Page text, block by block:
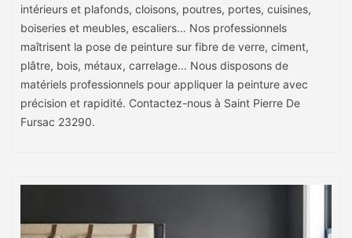
intérieurs et plafonds, cloisons, poutres, portes, cuisines,
boiseries et meubles, escaliers… Nos professionnels
maîtrisent la pose de peinture sur fibre de verre, ciment,
plâtre, bois, métaux, carrelage... Nous disposons de
matériels professionnels pour appliquer la peinture avec
précision et rapidité. Contactez-nous à Saint Pierre De
Fursac 23290.